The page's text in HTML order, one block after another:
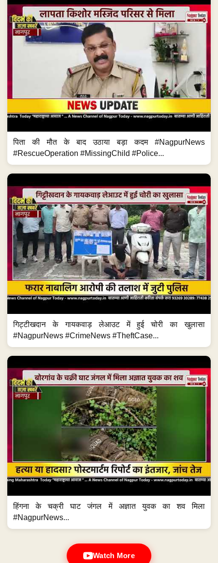
पिता की मौत के बाद उठाया बड़ा कदम #NagpurNews
#RescueOperation #MissingChild #Police...
गिट्टीखदान के गायकवाड़ लेआउट में हुई चोरी का खुलासा
#NagpurNews #CrimeNews #TheftCase...
हिंगना के चक्री घाट जंगल में अज्ञात युवक का शव मिला
#NagpurNews...
Watch More